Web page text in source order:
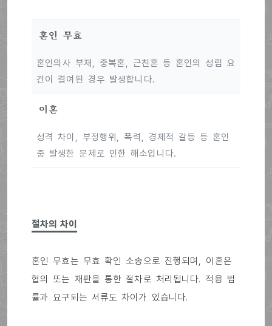
혼인 무효
혼인의사 부재, 중복혼, 근친혼 등 혼인의 성립 요
건이 결여된 경우 발생합니다.
이혼
성격 차이, 부정행위, 폭력, 경제적 갈등 등 혼인
중 발생한 문제로 인한 해소입니다.
절차의 차이
혼인 무효는 무효 확인 소송으로 진행되며, 이혼은
협의 또는 재판을 통한 절차로 처리됩니다. 적용 법
률과 요구되는 서류도 차이가 있습니다.